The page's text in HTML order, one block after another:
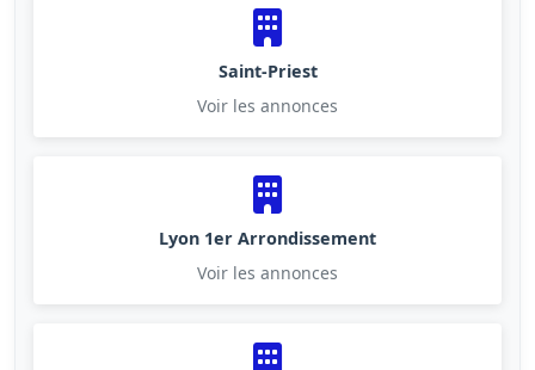
Saint-Priest
Voir les annonces
Lyon 1er Arrondissement
Voir les annonces